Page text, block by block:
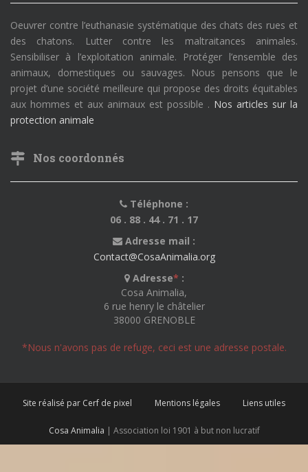
Oeuvrer contre l’euthanasie systématique des chats des rues et
des chatons. Lutter contre les maltraitances animales.
Sensibiliser à l’exploitation animale. Protéger l’ensemble des
animaux, domestiques ou sauvages. Nous pensons que le
projet d’une société meilleure qui propose des droits équitables
aux hommes et aux animaux est possible . Nos articles sur la
protection animale
Nos coordonnés
Téléphone :
06 . 88 . 44 . 71 . 17
Adresse mail :
Contact@CosaAnimalia.org
Adresse* :
Cosa Animalia,
6 rue henry le châtelier
38000 GRENOBLE
*Nous n'avons pas de refuge, ceci est une adresse postale.
Site réalisé par Cerf de pixel Mentions légales Liens utiles
Cosa Animalia | Association loi 1901 à but non lucratif